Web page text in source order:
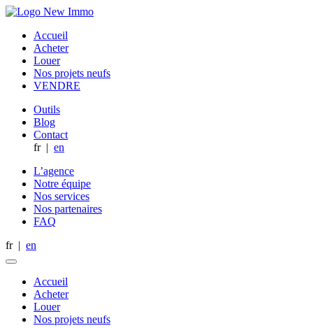
Accueil
Acheter
Louer
Nos projets neufs
VENDRE
Outils
Blog
Contact
fr | en
L’agence
Notre équipe
Nos services
Nos partenaires
FAQ
fr | en
Accueil
Acheter
Louer
Nos projets neufs